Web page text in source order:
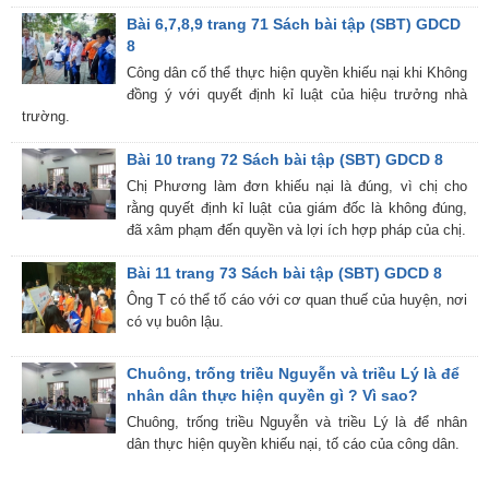
Bài 6,7,8,9 trang 71 Sách bài tập (SBT) GDCD
8
Công dân cố thể thực hiện quyền khiếu nại khi Không
đồng ý với quyết định kỉ luật của hiệu trưởng nhà
trường.
Bài 10 trang 72 Sách bài tập (SBT) GDCD 8
Chị Phương làm đơn khiếu nại là đúng, vì chị cho
rằng quyết định kỉ luật của giám đốc là không đúng,
đã xâm phạm đến quyền và lợi ích hợp pháp của chị.
Bài 11 trang 73 Sách bài tập (SBT) GDCD 8
Ông T có thể tố cáo với cơ quan thuế của huyện, nơi
có vụ buôn lậu.
Chuông, trống triều Nguyễn và triều Lý là để
nhân dân thực hiện quyền gì ? Vì sao?
Chuông, trống triều Nguyễn và triều Lý là để nhân
dân thực hiện quyền khiếu nại, tố cáo của công dân.